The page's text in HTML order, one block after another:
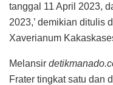
tanggal 11 April 2023,
2023,’ demikian ditulis
Xaverianum
Melansir
Frater tingkat satu dan